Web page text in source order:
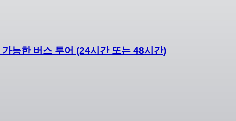
능한 버스 투어 (24시간 또는 48시간)